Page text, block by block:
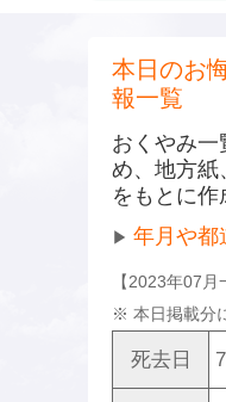
本日のお
報一覧
おくやみ一
め、地方紙
をもとに作
▶ 年月や都
【2023年07月
※ 本日掲載分
死去日